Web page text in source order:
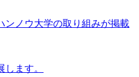
ンノウ大学の取り組みが掲載
ます。